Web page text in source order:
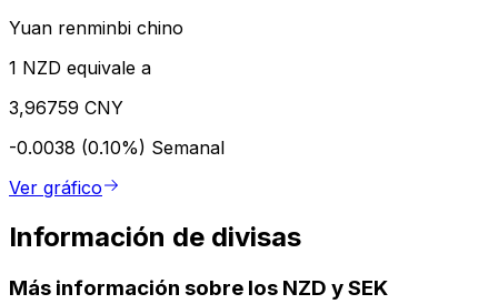
Yuan renminbi chino
1 NZD equivale a
3,96759 CNY
-0.0038 (0.10%) Semanal
Ver gráfico
Información de divisas
Más información sobre los NZD y SEK